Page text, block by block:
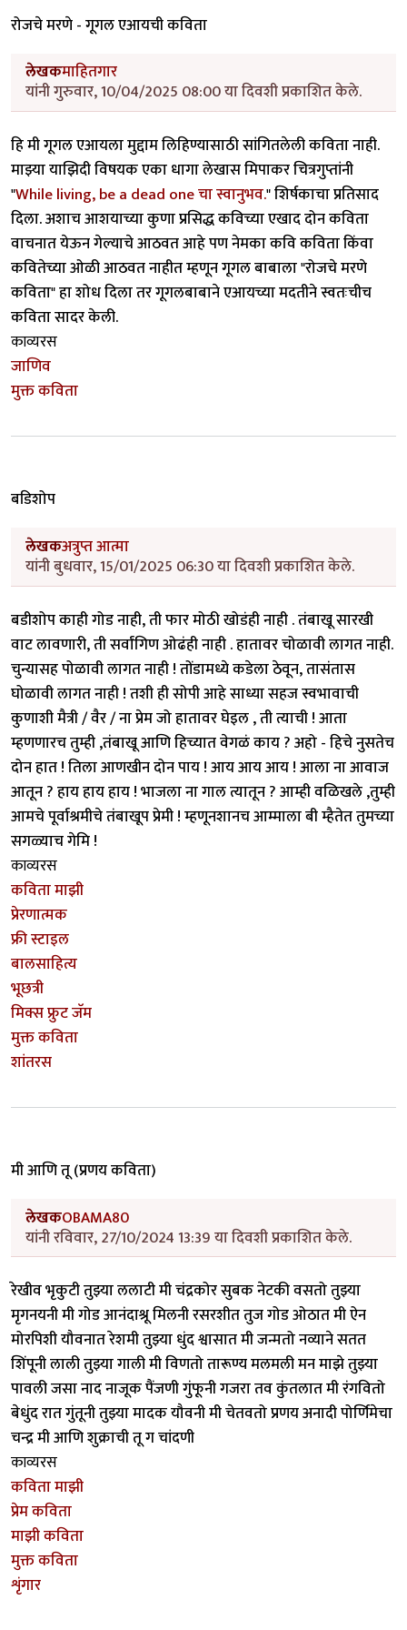
रोजचे मरणे - गूगल एआयची कविता
लेखकमाहितगार
यांनी गुरुवार, 10/04/2025 08:00 या दिवशी प्रकाशित केले.
हि मी गूगल एआयला मुद्दाम लिहिण्यासाठी सांगितलेली कविता नाही.
माझ्या याझिदी विषयक एका धागा लेखास मिपाकर चित्रगुप्तांनी
"While living, be a dead one चा स्वानुभव." शिर्षकाचा प्रतिसाद
दिला. अशाच आशयाच्या कुणा प्रसिद्ध कविच्या एखाद दोन कविता
वाचनात येऊन गेल्याचे आठवत आहे पण नेमका कवि कविता किंवा
कवितेच्या ओळी आठवत नाहीत म्हणून गूगल बाबाला "रोजचे मरणे
कविता" हा शोध दिला तर गूगलबाबाने एआयच्या मदतीने स्वतःचीच
कविता सादर केली.
काव्यरस
जाणिव
मुक्त कविता
बडिशोप
लेखकअत्रुप्त आत्मा
यांनी बुधवार, 15/01/2025 06:30 या दिवशी प्रकाशित केले.
बडीशोप काही गोड नाही, ती फार मोठी खोडंही नाही . तंबाखू सारखी
वाट लावणारी, ती सर्वांगिण ओढंही नाही . हातावर चोळावी लागत नाही.
चुन्यासह पोळावी लागत नाही ! तोंडामध्ये कडेला ठेवून, तासंतास
घोळावी लागत नाही ! तशी ही सोपी आहे साध्या सहज स्वभावाची
कुणाशी मैत्री / वैर / ना प्रेम जो हातावर घेइल , ती त्याची ! आता
म्हणणारच तुम्ही ,तंबाखू आणि हिच्यात वेगळं काय ? अहो - हिचे नुसतेच
दोन हात ! तिला आणखीन दोन पाय ! आय आय आय ! आला ना आवाज
आतून ? हाय हाय हाय ! भाजला ना गाल त्यातून ? आम्ही वळिखले ,तुम्ही
आमचे पूर्वाश्रमीचे तंबाखूप प्रेमी ! म्हणूनशानच आम्माला बी म्हैतेत तुमच्या
सगळ्याच गेमि !
काव्यरस
कविता माझी
प्रेरणात्मक
फ्री स्टाइल
बालसाहित्य
भूछत्री
मिक्स फ्रुट जॅम
मुक्त कविता
शांतरस
मी आणि तू (प्रणय कविता)
लेखकOBAMA80
यांनी रविवार, 27/10/2024 13:39 या दिवशी प्रकाशित केले.
रेखीव भृकुटी तुझ्या ललाटी मी चंद्रकोर सुबक नेटकी वसतो तुझ्या
मृगनयनी मी गोड आनंदाश्रू मिलनी रसरशीत तुज गोड ओठात मी ऐन
मोरपिशी यौवनात रेशमी तुझ्या धुंद श्वासात मी जन्मतो नव्याने सतत
शिंपूनी लाली तुझ्या गाली मी विणतो तारूण्य मलमली मन माझे तुझ्या
पावली जसा नाद नाजूक पैंजणी गुंफूनी गजरा तव कुंतलात मी रंगवितो
बेधुंद रात गुंतूनी तुझ्या मादक यौवनी मी चेतवतो प्रणय अनादी पोर्णिमेचा
चन्द्र मी आणि शुक्राची तू ग चांदणी
काव्यरस
कविता माझी
प्रेम कविता
माझी कविता
मुक्त कविता
शृंगार